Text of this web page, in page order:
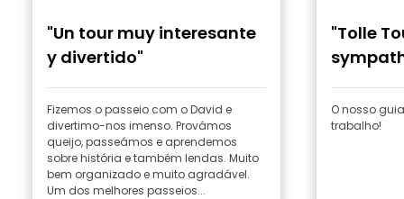
"Un tour muy interesante
y divertido"
Fizemos o passeio com o David e
divertimo-nos imenso. Provámos
queijo, passeámos e aprendemos
sobre história e também lendas. Muito
bem organizado e muito agradável.
Um dos melhores passeios...
"Tolle
O nosso
trabalho!